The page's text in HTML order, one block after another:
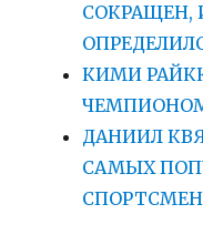
СОКРАЩЕН,
КИМИ
ДАНИИЛ
САМЫХ